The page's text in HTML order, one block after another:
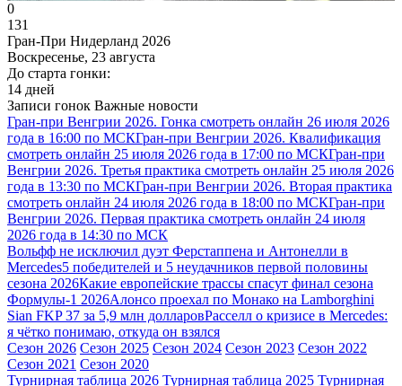
0
131
Гран-При Нидерланд 2026
Воскресенье, 23 августа
До старта гонки:
14 дней
Записи гонок Важные новости
Гран-при Венгрии 2026. Гонка смотреть онлайн 26 июля 2026
года в 16:00 по МСКГран-при Венгрии 2026. Квалификация
смотреть онлайн 25 июля 2026 года в 17:00 по МСКГран-при
Венгрии 2026. Третья практика смотреть онлайн 25 июля 2026
года в 13:30 по МСКГран-при Венгрии 2026. Вторая практика
смотреть онлайн 24 июля 2026 года в 18:00 по МСКГран-при
Венгрии 2026. Первая практика смотреть онлайн 24 июля
2026 года в 14:30 по МСК
Вольфф не исключил дуэт Ферстаппена и Антонелли в
Mercedes5 победителей и 5 неудачников первой половины
сезона 2026Какие европейские трассы спасут финал сезона
Формулы-1 2026Алонсо проехал по Монако на Lamborghini
Sian FKP 37 за 5,9 млн долларовРасселл о кризисе в Mercedes:
я чётко понимаю, откуда он взялся
Сезон 2026 Сезон 2025 Сезон 2024 Сезон 2023 Сезон 2022
Сезон 2021 Сезон 2020
Турнирная таблица 2026 Турнирная таблица 2025 Турнирная